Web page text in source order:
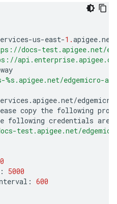
-us-east-1.apigee.net
docs-test.apigee.net/
-%s .apigee.net/edgemicro-
.apigee.net/edgemicro
copy the following
following credentials are
test.apigee.net/
:
5000
: 600